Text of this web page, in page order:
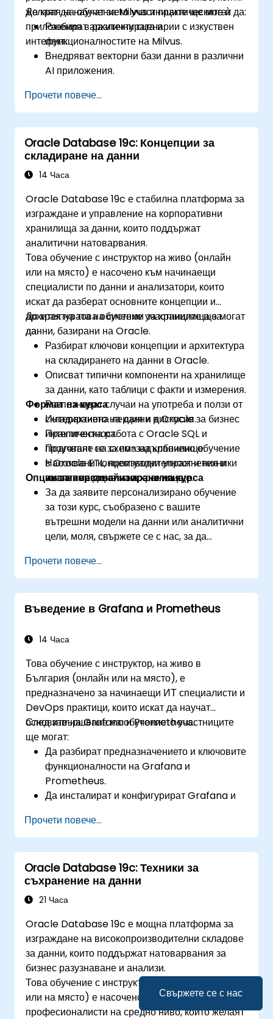
Свържете се с нас
желаят да научат за Milvus и практическите ѝ
приложения в различни сценарии с изкуствен
интелект.
До края на обучението участниците ще могат да:
Разбират архитектурата и
функционалностите на Milvus.
Внедряват векторни бази данни в различни
AI приложения.
точност и скорост.
Прилагат Milvus при реални
предизвикателства с изкуствен интелект.
Прочети повече...
Oracle Database 19c: Концепции за
складиране на данни
14 Часа
Oracle Database 19c е стабилна платформа за
изграждане и управление на корпоративни
хранилища за данни, които поддържат
аналитични натоварвания.
Това обучение с инструктор на живо (онлайн
или на място) е насочено към начинаещи
специалисти по данни и анализатори, които
искат да разберат основните концепции и
архитектурата на системи за хранилища за
данни, базирани на Oracle.
До края на това обучение участниците ще могат
да:
Разбират ключови концепции и архитектура
на складирането на данни в Oracle.
Описват типични компоненти на хранилище
за данни, като таблици с факти и измерения.
Разпознават случаи на употреба и ползи от
складирането на данни в Oracle за бизнес
интелигентност.
Подготвят се за по-задълбочено обучение
в Oracle ETL, производителност и техники
за оптимизация на хранилища.
Формат на курса
Интерактивна лекция и дискусия.
Практическа работа с Oracle SQL и
проучване на схема на хранилище.
Насочвани концептуални упражнения и
анализ на дизайн на хранилище.
Опции за персонализиране на курса
За да заявите персонализирано обучение
за този курс, съобразено с вашите
вътрешни модели на данни или аналитични
цели, моля, свържете се с нас, за да
Прочети повече...
Въведение в Grafana и Prometheus
14 Часа
Това обучение с инструктор, на живо в
България (онлайн или на място), е
предназначено за начинаещи ИТ специалисти и
DevOps практици, които искат да научат
основите на Grafana и Prometheus.
След завършване на обучението участниците
ще могат:
Да разбират предназначението и ключовите
функционалности на Grafana и
Prometheus.
Да инсталират и конфигурират Grafana и
Да създават основни източници на данни и
табла в Grafana.
Да наблюдават системни метрики и да
визуализират данни, използвайки
Prometheus.
Прочети повече...
Oracle Database 19c: Техники за
съхранение на данни
21 Часа
Oracle Database 19c е мощна платформа за
изграждане на високопроизводителни складове
за данни, които поддържат натоварвания за
бизнес разузнаване и анализи.
Това обучение с инструктор на живо (онлайн
или на място) е насочено към Oracle
професионалисти на средно ниво, които желаят